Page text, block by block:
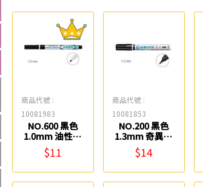
商品代號 :
10081983
NO.600 黑色
1.0mm 油性細
$11
商品代號 :
10081853
NO.200 黑色
1.3mm 奇異筆
雄獅
$14